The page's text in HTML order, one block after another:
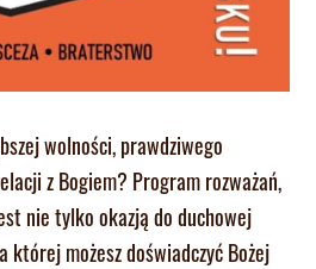
wolności, prawdziwego
z Bogiem? Program rozważań,
nie tylko okazją do duchowej
której możesz doświadczyć Bożej